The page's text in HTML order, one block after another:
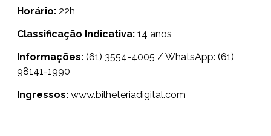
Horário: 22h
Classificação Indicativa: 14 anos
Informações: (61) 3554-4005 / WhatsApp: (61)
98141-1990
Ingressos: www.bilheteriadigital.com